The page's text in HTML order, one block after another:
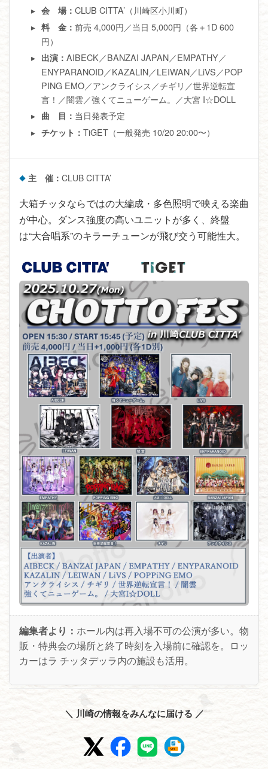
会 場：CLUB CITTA’（川崎区小川町）
料 金：前売 4,000円／当日 5,000円（各＋1D 600
円）
出演：AIBECK／BANZAI JAPAN／EMPATHY／
ENYPARANOID／KAZALIN／LEIWAN／LiVS／POP
PING EMO／アンクライシス／チギリ／世界逆転宣
言！／闇雲／強くてニューゲーム。／大宮 I☆DOLL
曲 目： 当日発表予定
チケット：TiGET（一般発売 10/20 20:00〜）
主 催：CLUB CITTA’
大箱チッタならではの大編成・多色照明で映える楽曲
が中心。ダンス強度の高いユニットが多く、終盤
は“大合唱系”のキラーチューンが飛び交う可能性大。
編集者より： ホール内は再入場不可の公演が多い。物
販・特典会の場所と終了時刻を入場前に確認を。ロッ
カーはラ チッタデッラ内の施設も活用。
＼ 川崎の情報をみんなに届ける ／